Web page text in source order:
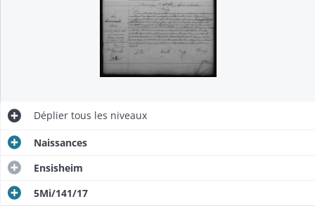
Déplier tous les niveaux
Naissances
Ensisheim
5Mi/141/17